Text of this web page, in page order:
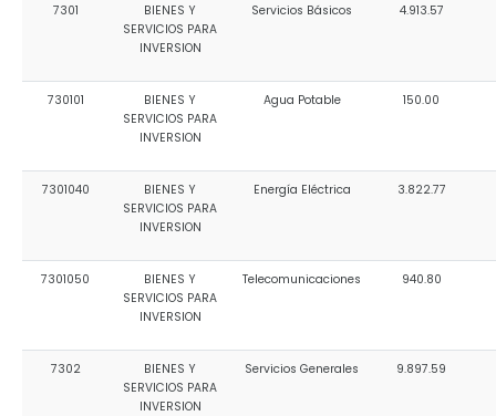
7301
BIENES Y
SERVICIOS PARA
INVERSION
Servicios Básicos 4.913.57
730101
BIENES Y
SERVICIOS PARA
INVERSION
Agua Potable 150.00
7301040
BIENES Y
SERVICIOS PARA
INVERSION
Energía Eléctrica 3.822.77
7301050
BIENES Y
SERVICIOS PARA
INVERSION
Telecomunicaciones 940.80
7302
BIENES Y
SERVICIOS PARA
INVERSION
Servicios Generales 9.897.59